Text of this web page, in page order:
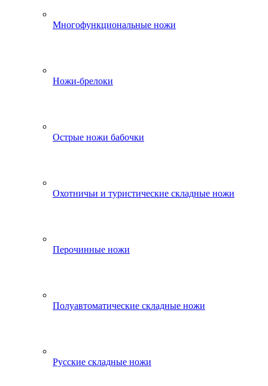
Многофункциональные ножи
Ножи-брелоки
Острые ножи бабочки
Охотничьи и туристические складные ножи
Перочинные ножи
Полуавтоматические складные ножи
Русские складные ножи